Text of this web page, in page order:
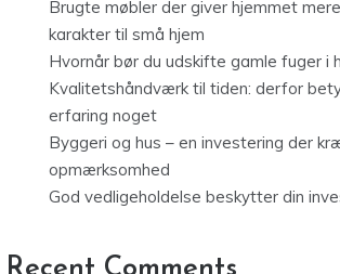
Brugte møbler der giver hjemmet mere
karakter til små hjem
Hvornår bør du udskifte gamle fuger i
Kvalitetshåndværk til tiden: derfor
erfaring noget
Byggeri og hus – en investering der
opmærksomhed
God vedligeholdelse beskytter din